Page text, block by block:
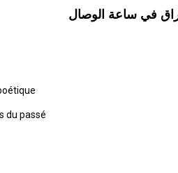
في ساعة الوصال
du passé